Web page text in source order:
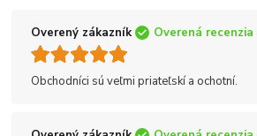
Overený zákazník Overená recenzia
Obchodníci sú veľmi priateľskí a ochotní.